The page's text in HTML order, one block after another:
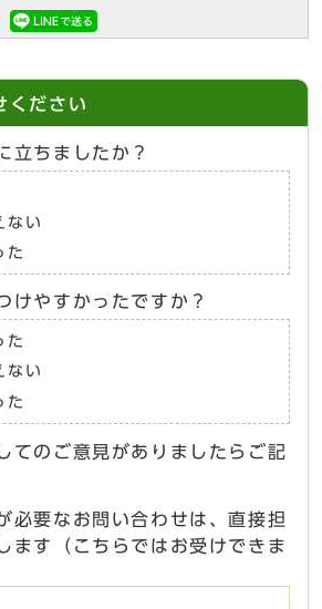
ください
立ちましたか？
ない
た
けやすかったですか？
た
ない
た
てのご意見がありましたらご記
必要なお問い合わせは、直接担
ます（こちらではお受けできま